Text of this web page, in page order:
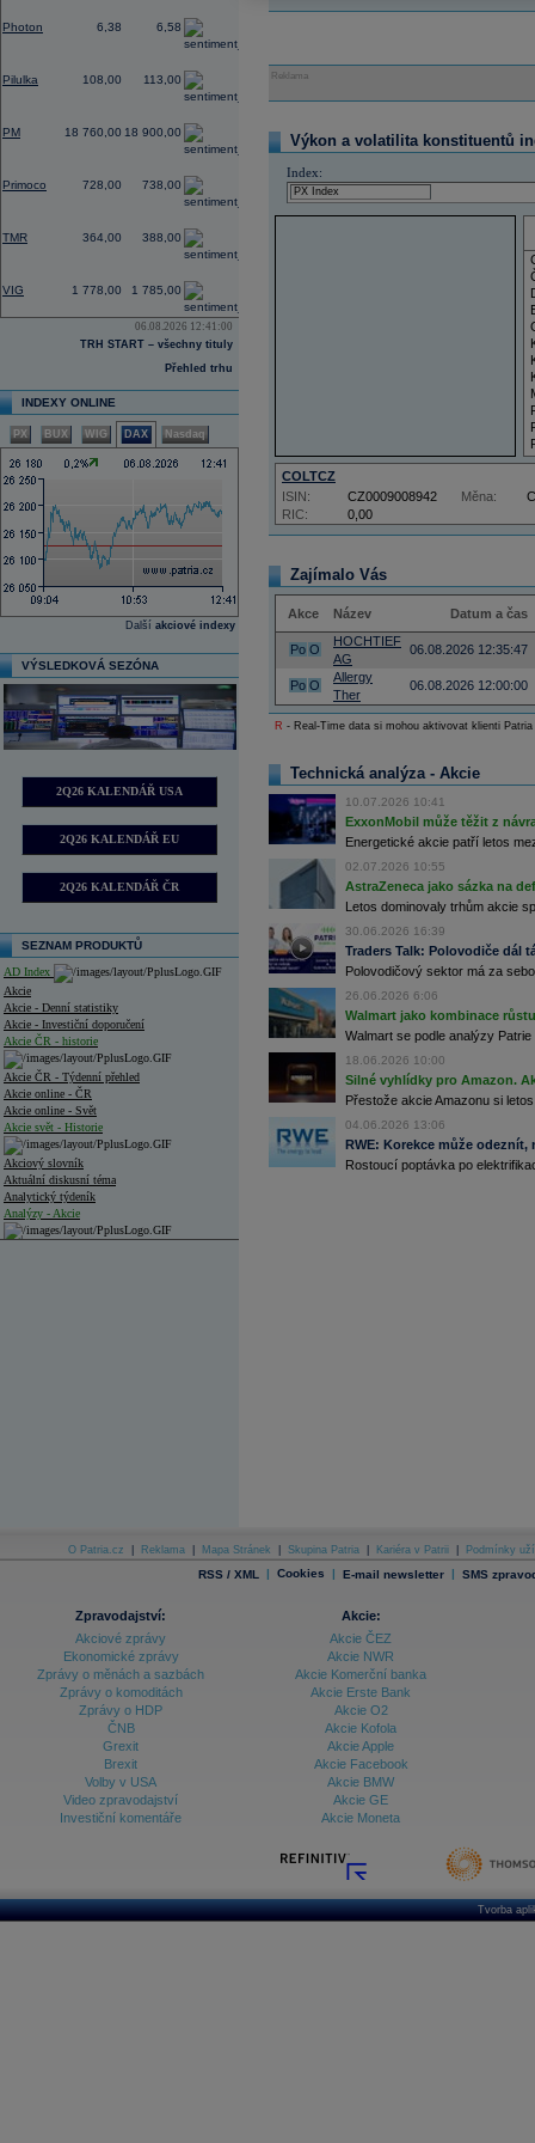
Photon 6,38 6,58
0,00
Pilulka 108,00 113,00
2,80
PM 18 760,00 18 900,00
Primoco 728,00 738,00
TMR 364,00 388,00
VIG 1 778,00 1 785,00
06.08.2026 12:41:00
TRH START – všechny tituly
Přehled trhu
INDEXY ONLINE
PX BUX WIG DAX Nasdaq
Další akciové indexy
VÝSLEDKOVÁ SEZÓNA
2Q26 KALENDÁŘ USA
2Q26 KALENDÁŘ EU
2Q26 KALENDÁŘ ČR
SEZNAM PRODUKTŮ
AD Index
Akcie
Akcie - Denní statistiky
Akcie - Investiční doporučení
Akcie ČR - historie
Akcie ČR - Týdenní přehled
Akcie online - ČR
Akcie online - Svět
Akcie svět - Historie
Akciový slovník
Aktuální diskusní téma
Analytický týdeník
Analýzy - Akcie
Archiv - Měnová politika
Archiv - Treasury alerty
Archiv - Vývoj české koruny
Archiv analýz - Makroukazatele
Ceny průmyslových výrobců - Data a prognózy
Ceny průmyslových výrobců - Graf (ČR)
Databanka - Akcie
Reklama
Výkon a volatilita konstituentů
Index:
COLTCZ
RIC: 0,00
ISIN: CZ0009008942 Měna:
Zajímalo Vás
Akce Název Datum a čas
Po O
HOCHTIEF
AG
06.08.2026 12:35:47
Po O
Allergy
Ther
06.08.2026 12:00:00
R - Real-Time data si mohou aktivovat klienti
Technická analýza - Akcie
10.07.2026 10:41
ExxonMobil může těžit z
Energetické akcie patří letos
02.07.2026 10:55
AstraZeneca jako sázka na
Letos dominovaly trhům akcie
30.06.2026 16:39
Traders Talk: Polovodiče dál
Polovodičový sektor má za
26.06.2026 6:06
Walmart jako kombinace
Walmart se podle analýzy
18.06.2026 10:00
Silné vyhlídky pro Amazon.
Přestože akcie Amazonu si
04.06.2026 13:06
RWE: Korekce může
Rostoucí poptávka po
O Patria.cz Reklama Mapa Stránek Skupina Patria Kariéra v Patrii Podmínky
RSS / XML | Cookies | E-mail newsletter | SMS
Zpravodajství:
Akciové zprávy
Ekonomické zprávy
Zprávy o měnách a sazbách
Zprávy o komoditách
Zprávy o HDP
ČNB
Grexit
Brexit
Volby v USA
Video zpravodajství
Investiční komentáře
Akcie:
Akcie ČEZ
Akcie NWR
Akcie Komerční banka
Akcie Erste Bank
Akcie O2
Akcie Kofola
Akcie Apple
Akcie Facebook
Akcie BMW
Akcie GE
Akcie Moneta
Tvorba